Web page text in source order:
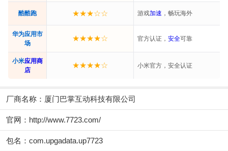
酷酷跑 ★★★☆☆ 游戏加速 ，畅玩海外
华为应用市
场
★★★★☆ 官方认证， 安全可靠
小米应用商
店
★★★★☆ 小米官方，安全认证
厂商名称： 厦门巴掌互动科技有限公司
官网： http://www.7723.com/
包名：com.upgadata.up7723